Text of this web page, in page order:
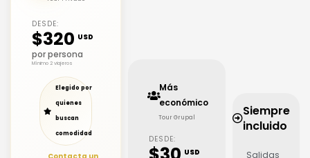
DESDE:
$320 USD
por persona
Mínimo 2 viajeros
Elegido por
quienes
buscan
comodidad
Más
económico
Tour Grupal
DESDE:
USD
Siempre
incluido
Salidas